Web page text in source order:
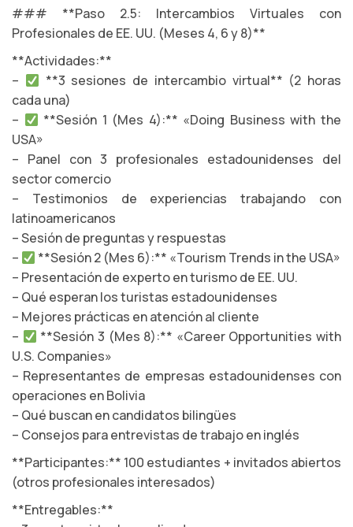
### **Paso 2.5: Intercambios Virtuales con
Profesionales de EE. UU. (Meses 4, 6 y 8)**
**Actividades:**
–
**3 sesiones de intercambio virtual** (2 horas
cada una)
–
**Sesión 1 (Mes 4):** «Doing Business with the
USA»
– Panel con 3 profesionales estadounidenses del
sector comercio
– Testimonios de experiencias trabajando con
latinoamericanos
– Sesión de preguntas y respuestas
–
**Sesión 2 (Mes 6):** «Tourism Trends in the USA»
– Presentación de experto en turismo de EE. UU.
– Qué esperan los turistas estadounidenses
– Mejores prácticas en atención al cliente
–
**Sesión 3 (Mes 8):** «Career Opportunities with
U.S. Companies»
– Representantes de empresas estadounidenses con
operaciones en Bolivia
– Qué buscan en candidatos bilingües
– Consejos para entrevistas de trabajo en inglés
**Participantes:** 100 estudiantes + invitados abiertos
(otros profesionales interesados)
**Entregables:**